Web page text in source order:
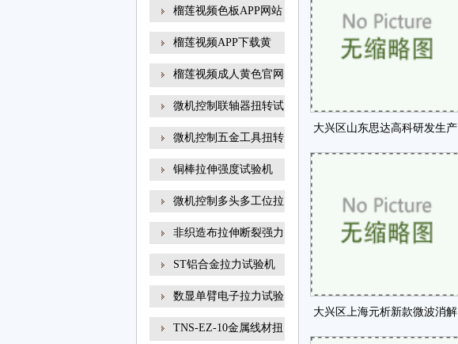
榴莲视频色板APP网站
榴莲视频APP下载黄
榴莲视频成人黄色官网
微机控制联轴器扭转试
微机控制五金工具扭转
铜棒拉伸强度试验机
微机控制多头多工位拉
非织造布拉伸断裂强力
ST铝合金拉力试验机
数显单臂电子拉力试验
TNS-EZ-10金属线材扭
大兴区山东思达高科研发生产
大兴区上海元析新款微波消解